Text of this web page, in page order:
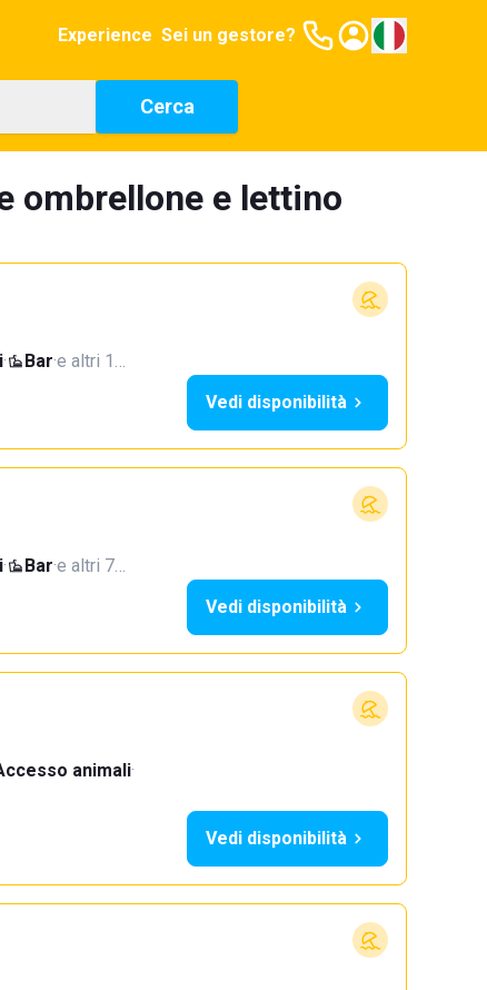
Experience Sei un gestore?
Cerca
ombrellone e lettino
· Bar·e altri 1…
Vedi disponibilità
· Bar·e altri 7…
Vedi disponibilità
animali·
Vedi disponibilità